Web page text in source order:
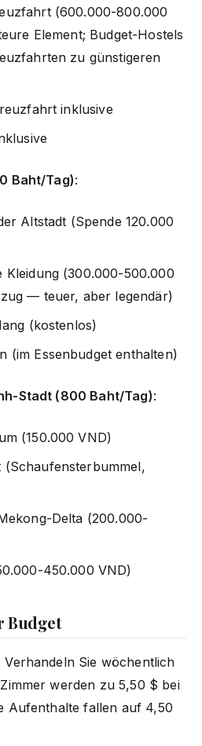
(600.000-800.000
Element; Budget-Hostels
zu günstigeren
inklusive
Baht/Tag):
Altstadt (Spende 120.000
Kleidung (300.000-500.000
— teuer, aber legendär)
(kostenlos)
(im Essenbudget enthalten)
Stadt (800 Baht/Tag):
(150.000 VND)
Delta (200.000-
450.000 VND)
Budget
Verhandeln Sie wöchentlich
werden zu 5,50 $ bei
Aufenthalte fallen auf 4,50